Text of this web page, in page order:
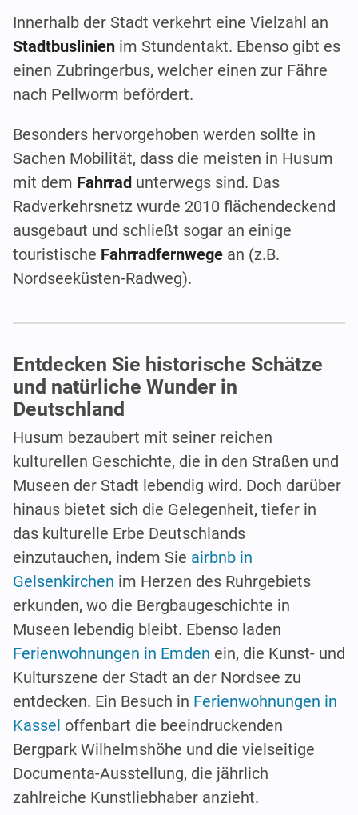
Innerhalb der Stadt verkehrt eine Vielzahl an
Stadtbuslinien im Stundentakt. Ebenso gibt es
einen Zubringerbus, welcher einen zur Fähre
nach Pellworm befördert.
Besonders hervorgehoben werden sollte in
Sachen Mobilität, dass die meisten in Husum
mit dem Fahrrad unterwegs sind. Das
Radverkehrsnetz wurde 2010 flächendeckend
ausgebaut und schließt sogar an einige
touristische Fahrradfernwege an (z.B.
Nordseeküsten-Radweg).
Entdecken Sie historische Schätze
und natürliche Wunder in
Deutschland
Husum bezaubert mit seiner reichen
kulturellen Geschichte, die in den Straßen und
Museen der Stadt lebendig wird. Doch darüber
hinaus bietet sich die Gelegenheit, tiefer in
das kulturelle Erbe Deutschlands
einzutauchen, indem Sie airbnb in
Gelsenkirchen im Herzen des Ruhrgebiets
erkunden, wo die Bergbaugeschichte in
Museen lebendig bleibt. Ebenso laden
Ferienwohnungen in Emden ein, die Kunst- und
Kulturszene der Stadt an der Nordsee zu
entdecken. Ein Besuch in Ferienwohnungen in
Kassel offenbart die beeindruckenden
Bergpark Wilhelmshöhe und die vielseitige
Documenta-Ausstellung, die jährlich
zahlreiche Kunstliebhaber anzieht.